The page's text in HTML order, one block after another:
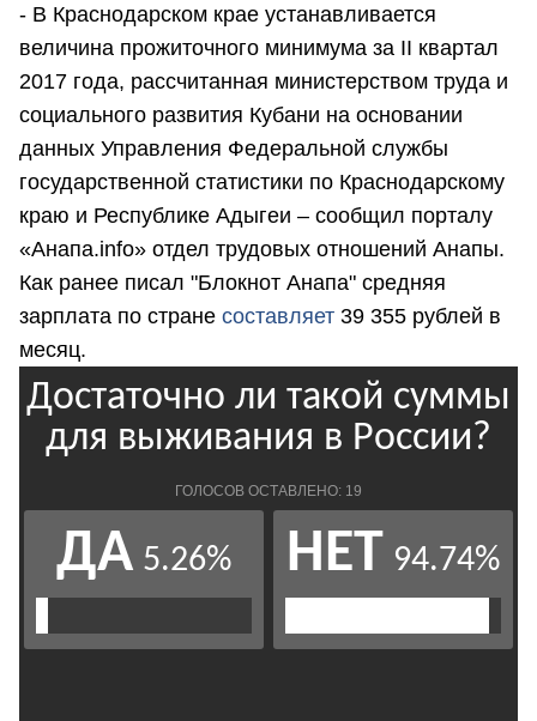
- В Краснодарском крае устанавливается
величина прожиточного минимума за II квартал
2017 года, рассчитанная министерством труда и
социального развития Кубани на основании
данных Управления Федеральной службы
государственной статистики по Краснодарскому
краю и Республике Адыгеи – сообщил порталу
«Анапа.info» отдел трудовых отношений Анапы.
Как ранее писал "Блокнот Анапа" средняя
зарплата по стране составляет 39 355 рублей в
месяц.